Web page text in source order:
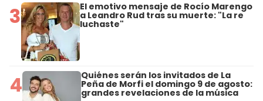
3 El emotivo mensaje de Rocío Marengo
a Leandro Rud tras su muerte: "La re
luchaste"
4 Quiénes serán los invitados de La
Peña de Morfi el domingo 9 de agosto:
grandes revelaciones de la música